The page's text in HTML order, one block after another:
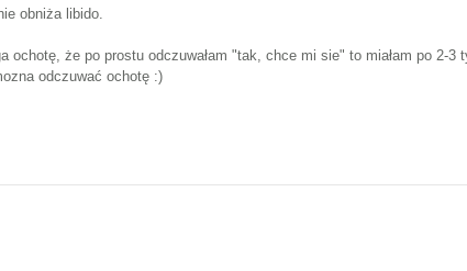
obniża libido.
że po prostu odczuwałam "tak, chce mi sie" to miałam po 2-3
odczuwać ochotę :)